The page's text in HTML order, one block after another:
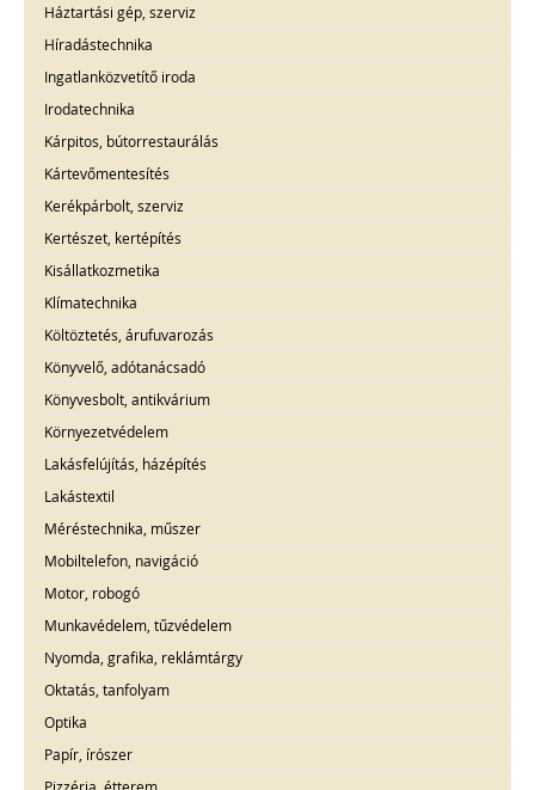
Háztartási gép, szerviz
Híradástechnika
Ingatlanközvetítő iroda
Irodatechnika
Kárpitos, bútorrestaurálás
Kártevőmentesítés
Kerékpárbolt, szerviz
Kertészet, kertépítés
Kisállatkozmetika
Klímatechnika
Költöztetés, árufuvarozás
Könyvelő, adótanácsadó
Könyvesbolt, antikvárium
Környezetvédelem
Lakásfelújítás, házépítés
Lakástextil
Méréstechnika, műszer
Mobiltelefon, navigáció
Motor, robogó
Munkavédelem, tűzvédelem
Nyomda, grafika, reklámtárgy
Oktatás, tanfolyam
Optika
Papír, írószer
Pizzéria, étterem